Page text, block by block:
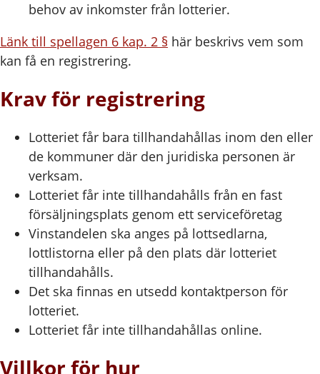
behov av inkomster från lotterier.
Länk till spellagen 6 kap. 2 § här beskrivs vem som
kan få en registrering.
Krav för registrering
Lotteriet får bara tillhandahållas inom den eller
de kommuner där den juridiska personen är
verksam.
Lotteriet får inte tillhandahålls från en fast
försäljningsplats genom ett serviceföretag
Vinstandelen ska anges på lottsedlarna,
lottlistorna eller på den plats där lotteriet
tillhandahålls.
Det ska finnas en utsedd kontaktperson för
lotteriet.
Lotteriet får inte tillhandahållas online.
Villkor för hur